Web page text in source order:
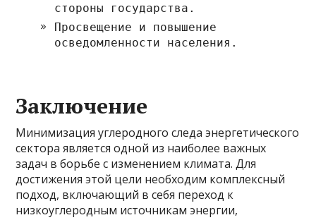
стороны государства.
Просвещение и повышение
осведомленности населения.
Заключение
Минимизация углеродного следа энергетического
сектора является одной из наиболее важных
задач в борьбе с изменением климата. Для
достижения этой цели необходим комплексный
подход, включающий в себя переход к
низкоуглеродным источникам энергии,